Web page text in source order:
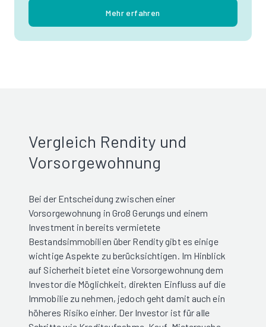
Mehr erfahren
Vergleich Rendity und
Vorsorgewohnung
Bei der Entscheidung zwischen einer
Vorsorgewohnung in Groß Gerungs und einem
Investment in bereits vermietete
Bestandsimmobilien über Rendity gibt es einige
wichtige Aspekte zu berücksichtigen. Im Hinblick
auf Sicherheit bietet eine Vorsorgewohnung dem
Investor die Möglichkeit, direkten Einfluss auf die
Immobilie zu nehmen, jedoch geht damit auch ein
höheres Risiko einher. Der Investor ist für alle